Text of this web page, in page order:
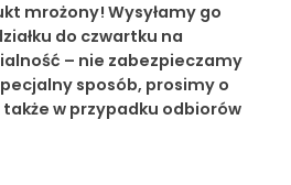
mrożony! Wysyłamy go
do czwartku na
– nie zabezpieczamy
sposób, prosimy o
w przypadku odbiorów